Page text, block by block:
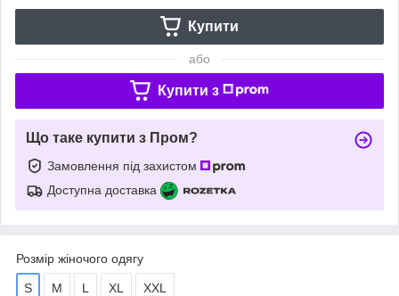
Купити
або
Купити з
Що таке купити з Пром?
Замовлення під захистом
Доступна доставка
Розмір жіночого одягу
S M L XL XXL